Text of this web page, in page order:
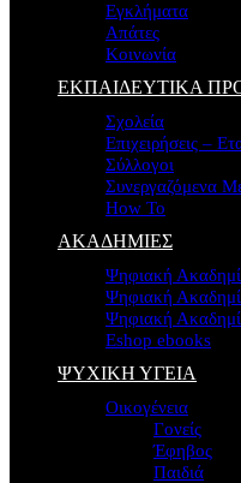
Εγκλήματα
Απάτες
Κοινωνία
ΕΚΠΑΙΔΕΥΤΙΚΑ
Σχολεία
Επιχειρήσεις –
Σύλλογοι
Συνεργαζόμενα
How To
ΑΚΑΔΗΜΙΕΣ
Ψηφιακή
Ψηφιακή
Ψηφιακή
Eshop ebooks
ΨΥΧΙΚΗ ΥΓΕΙΑ
Οικογένεια
Γονείς
Έφηβος
Παιδιά